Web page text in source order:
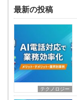
最新の投稿
テクノロジー